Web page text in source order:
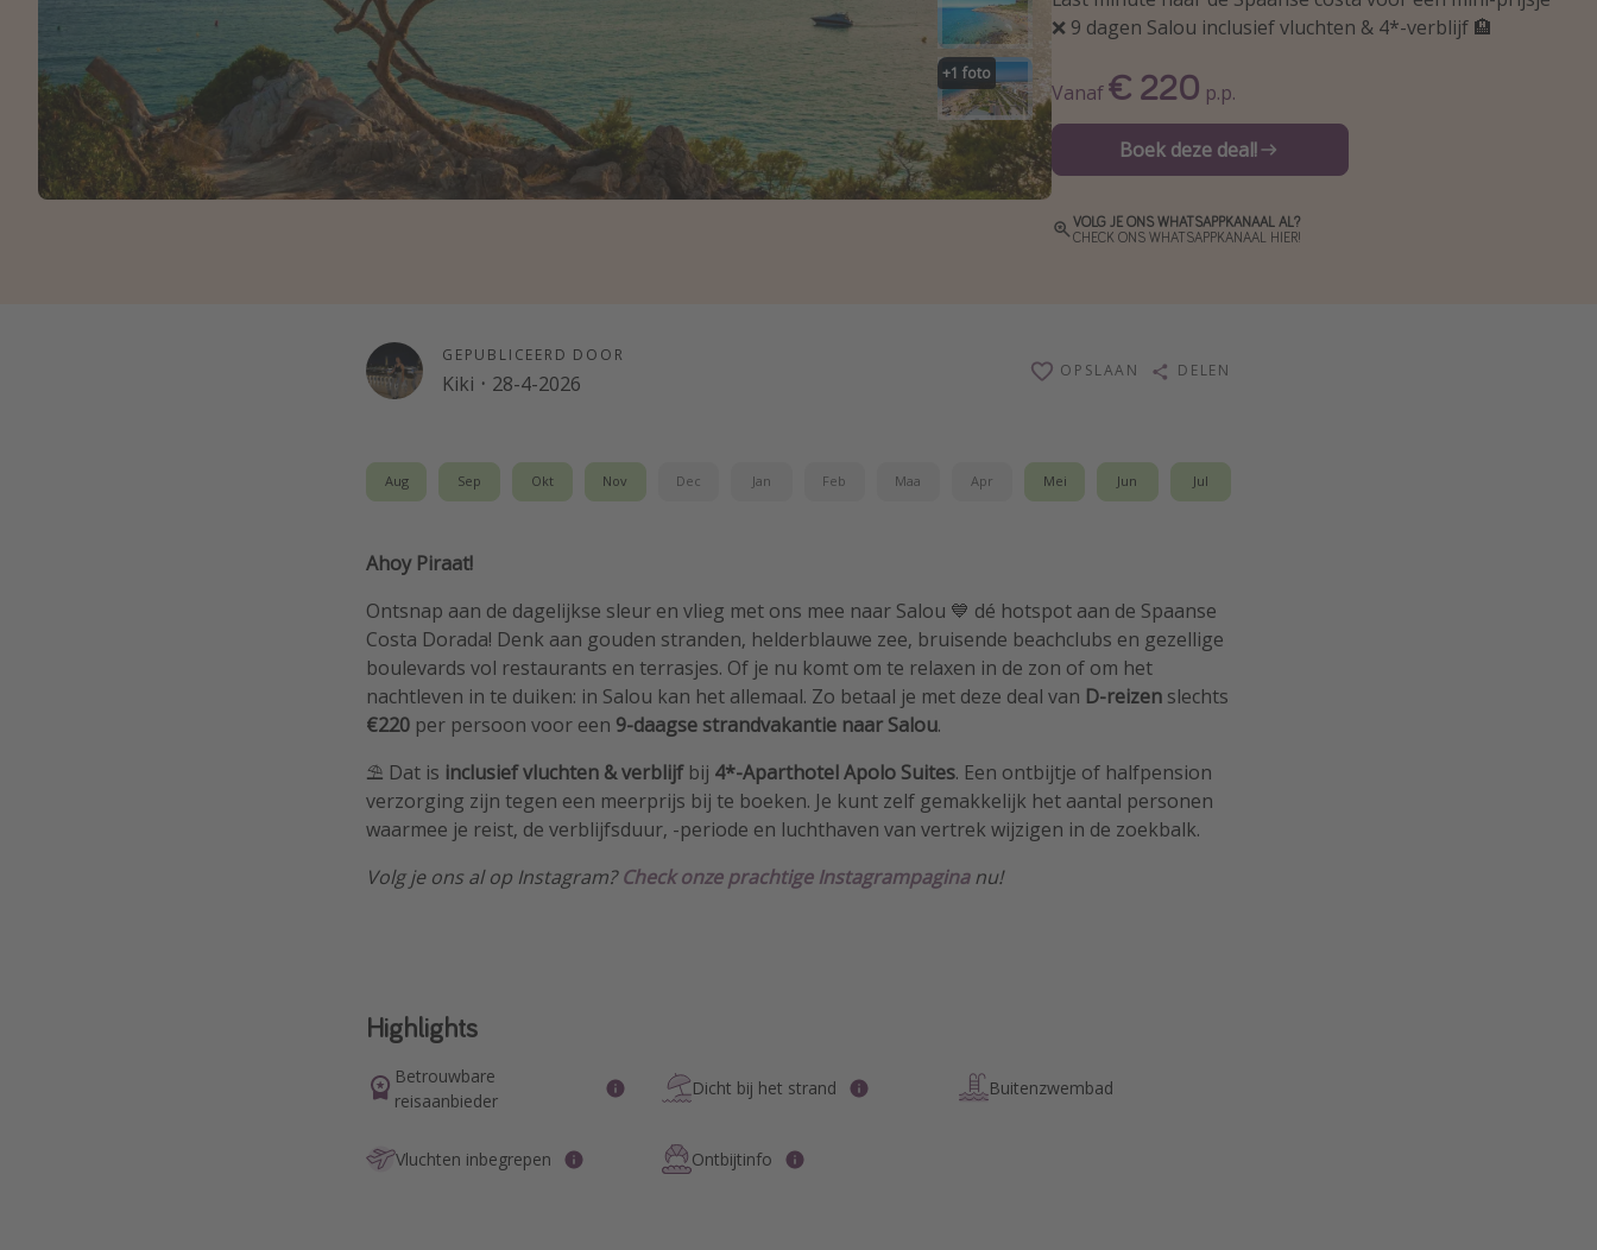
+1 foto
❌ 9 dagen Salou inclusief vluchten & 4*-verblijf 🏨
Vanaf€ 220 p.p.
Boek deze deal!
VOLG JE ONS WHATSAPPKANAAL AL?
CHECK ONS WHATSAPPKANAAL HIER!
GEPUBLICEERD DOOR
Kiki · 28-4-2026
OPSLAAN DELEN
Aug Sep Okt Nov Dec Jan Feb Maa Apr Mei Jun Jul
Ahoy Piraat!
Ontsnap aan de dagelijkse sleur en vlieg met ons mee naar Salou 💙 dé hotspot aan de Spaanse
Costa Dorada! Denk aan gouden stranden, helderblauwe zee, bruisende beachclubs en gezellige
boulevards vol restaurants en terrasjes. Of je nu komt om te relaxen in de zon of om het
nachtleven in te duiken: in Salou kan het allemaal. Zo betaal je met deze deal van D-reizen slechts
€220 per persoon voor een 9-daagse strandvakantie naar Salou.
⛱️ Dat is inclusief vluchten & verblijfbij 4*-Aparthotel Apolo Suites. Een ontbijtje of halfpension
verzorging zijn tegen een meerprijs bij te boeken. Je kunt zelf gemakkelijk het aantal personen
waarmee je reist, de verblijfsduur, -periode en luchthaven van vertrek wijzigen in de zoekbalk.
Volg je ons al op Instagram?Check onze prachtige Instagrampaginanu!
Highlights
Betrouwbare
reisaanbieder
Dicht bij het strand Buitenzwembad
Vluchten inbegrepen Ontbijtinfo